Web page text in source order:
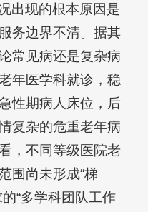
出现的根本原因是
务边界不清。据其
常见病还是复杂病
年医学科就诊，稳
性期病人床位，后
复杂的危重老年病
，不同等级医院老
围尚未形成“梯
“多学科团队工作